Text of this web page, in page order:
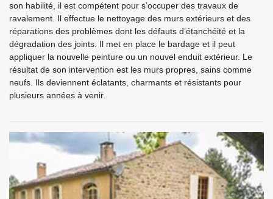
son habilité, il est compétent pour s’occuper des travaux de
ravalement. Il effectue le nettoyage des murs extérieurs et des
réparations des problèmes dont les défauts d’étanchéité et la
dégradation des joints. Il met en place le bardage et il peut
appliquer la nouvelle peinture ou un nouvel enduit extérieur. Le
résultat de son intervention est les murs propres, sains comme
neufs. Ils deviennent éclatants, charmants et résistants pour
plusieurs années à venir.